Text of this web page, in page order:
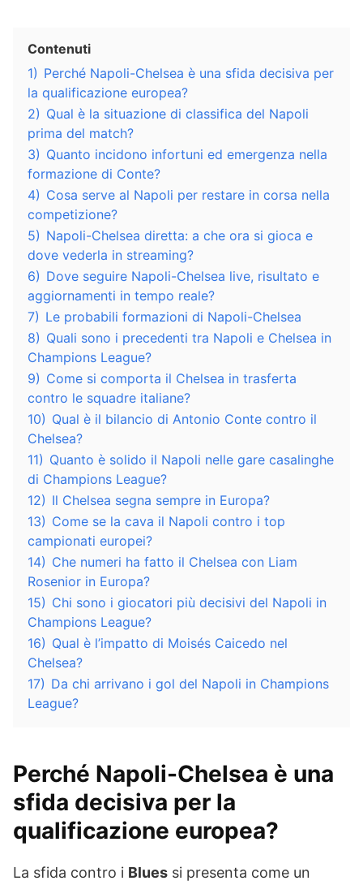
Contenuti
1) Perché Napoli-Chelsea è una sfida decisiva per
la qualificazione europea?
2) Qual è la situazione di classifica del Napoli
prima del match?
3) Quanto incidono infortuni ed emergenza nella
formazione di Conte?
4) Cosa serve al Napoli per restare in corsa nella
competizione?
5) Napoli-Chelsea diretta: a che ora si gioca e
dove vederla in streaming?
6) Dove seguire Napoli-Chelsea live, risultato e
aggiornamenti in tempo reale?
7) Le probabili formazioni di Napoli-Chelsea
8) Quali sono i precedenti tra Napoli e Chelsea in
Champions League?
9) Come si comporta il Chelsea in trasferta
contro le squadre italiane?
10) Qual è il bilancio di Antonio Conte contro il
Chelsea?
11) Quanto è solido il Napoli nelle gare casalinghe
di Champions League?
12) Il Chelsea segna sempre in Europa?
13) Come se la cava il Napoli contro i top
campionati europei?
14) Che numeri ha fatto il Chelsea con Liam
Rosenior in Europa?
15) Chi sono i giocatori più decisivi del Napoli in
Champions League?
16) Qual è l’impatto di Moisés Caicedo nel
Chelsea?
17) Da chi arrivano i gol del Napoli in Champions
League?
Perché Napoli-Chelsea è una
sfida decisiva per la
qualificazione europea?
La sfida contro i Blues si presenta come un